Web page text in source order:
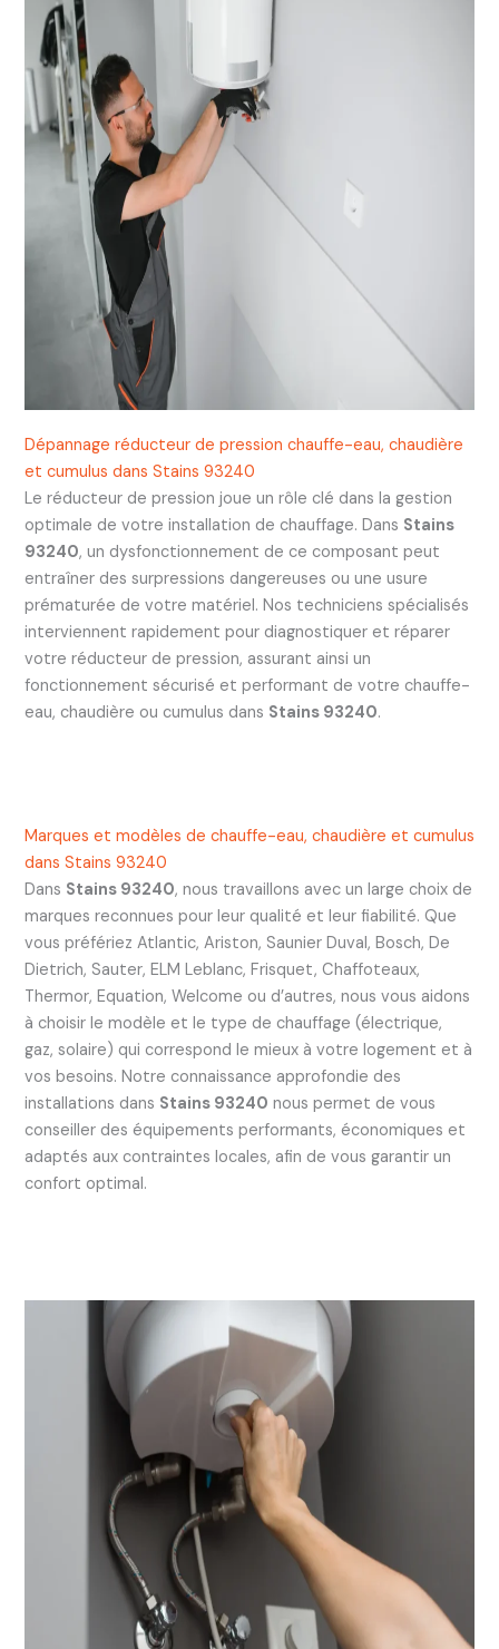
Dépannage réducteur de pression chauffe-eau, chaudière
et cumulus dans Stains 93240
Le réducteur de pression joue un rôle clé dans la gestion
optimale de votre installation de chauffage. Dans Stains
93240, un dysfonctionnement de ce composant peut
entraîner des surpressions dangereuses ou une usure
prématurée de votre matériel. Nos techniciens spécialisés
interviennent rapidement pour diagnostiquer et réparer
votre réducteur de pression, assurant ainsi un
fonctionnement sécurisé et performant de votre chauffe-
eau, chaudière ou cumulus dans Stains 93240.
Marques et modèles de chauffe-eau, chaudière et cumulus
dans Stains 93240
Dans Stains 93240, nous travaillons avec un large choix de
marques reconnues pour leur qualité et leur fiabilité. Que
vous préfériez Atlantic, Ariston, Saunier Duval, Bosch, De
Dietrich, Sauter, ELM Leblanc, Frisquet, Chaffoteaux,
Thermor, Equation, Welcome ou d’autres, nous vous aidons
à choisir le modèle et le type de chauffage (électrique,
gaz, solaire) qui correspond le mieux à votre logement et à
vos besoins. Notre connaissance approfondie des
installations dans Stains 93240 nous permet de vous
conseiller des équipements performants, économiques et
adaptés aux contraintes locales, afin de vous garantir un
confort optimal.